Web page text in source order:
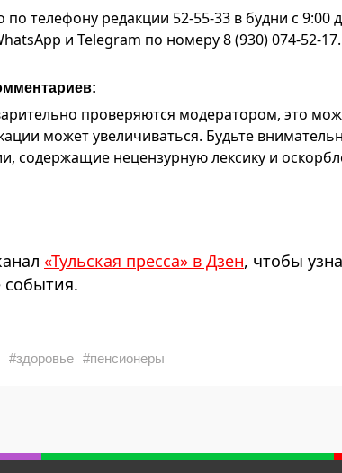
телефону редакции 52-55-33 в будни с 9:00
и Telegram по номеру 8 (930) 074-52-17.
проверяются модератором, это
может увеличиваться. Будьте
содержащие нецензурную лексику и
«Тульская пресса» в Дзен, чтобы
события.
#здоровье #пенсионеры